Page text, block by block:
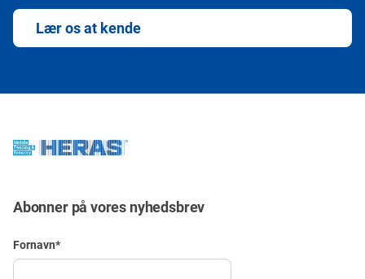
Lær os at kende
Abonner på vores nyhedsbrev
Fornavn*